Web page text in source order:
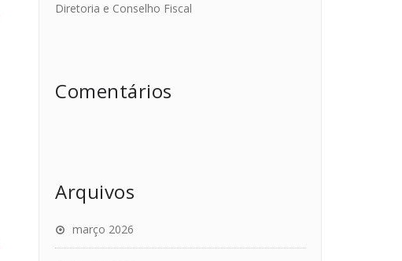
Diretoria e Conselho Fiscal
Comentários
Arquivos
março 2026